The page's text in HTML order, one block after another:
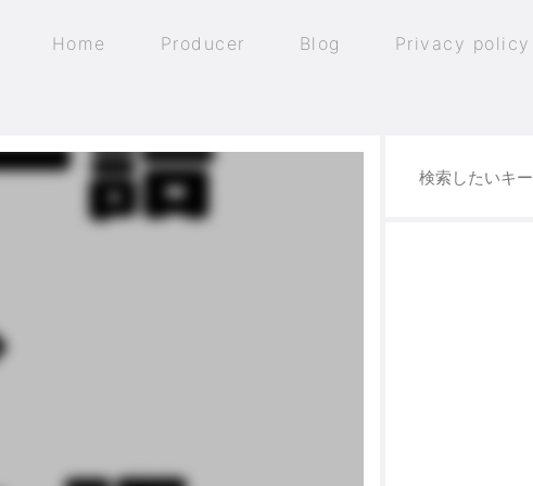
Home Producer Blog Privacy policy